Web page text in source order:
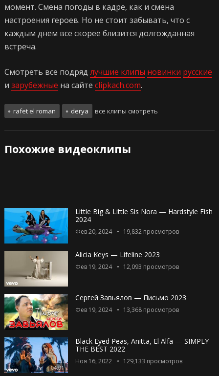
момент. Смена погоды в кадре, как и смена
настроения героев. Но не стоит забывать, что с
каждым днем все скорее близится долгожданная
встреча.
Смотреть все подряд лучшие клипы новинки русские
и зарубежные на сайте clipkach.com.
rafet el roman derya все клипы смотреть
Похожие видеоклипы
Little Big & Little Sis Nora — Hardstyle Fish
2024
Фев 20, 2024 19,832просмотров
Alicia Keys — Lifeline 2023
Фев 19, 2024 12,093 просмотров
Сергей Завьялов — Письмо 2023
Фев 19, 2024 13,368просмотров
04:01
Black Eyed Peas, Anitta, El Alfa — SIMPLY
THE BEST 2022
Ноя 16, 2022 129,133 просмотров